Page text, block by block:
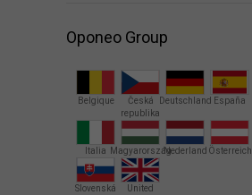
Oponeo Group
Belgique
Česká
republika
Deutschland España
Italia MagyarországNederland Österreich
Slovenská
United